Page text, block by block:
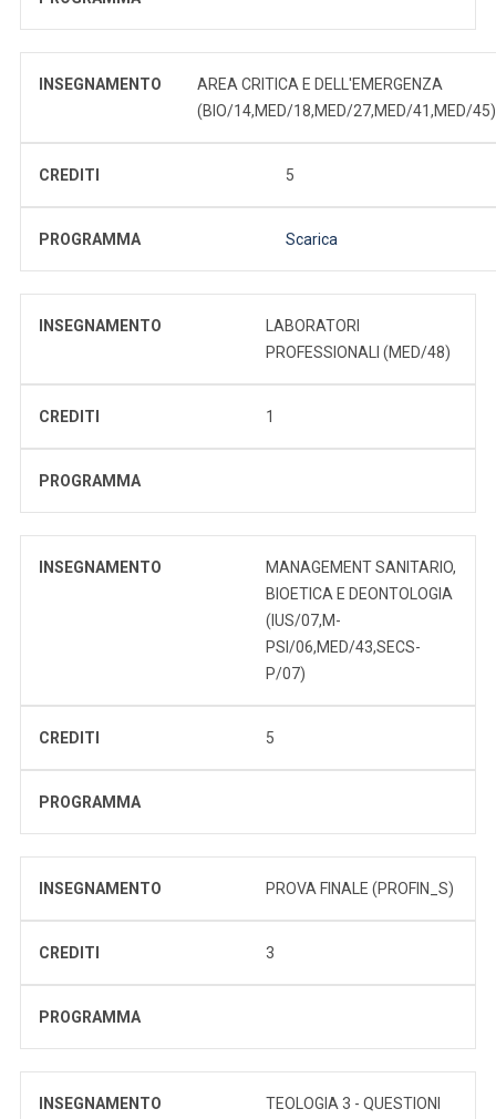
INSEGNAMENTO
AREA CRITICA E DELL'EMERGENZA
(BIO/14,MED/18,MED/27,MED/41,MED/45)
CREDITI 5
PROGRAMMA Scarica
INSEGNAMENTO
LABORATORI
PROFESSIONALI (MED/48)
CREDITI 1
PROGRAMMA
INSEGNAMENTO
MANAGEMENT SANITARIO,
BIOETICA E DEONTOLOGIA
(IUS/07,M-
PSI/06,MED/43,SECS-
P/07)
CREDITI 5
PROGRAMMA
INSEGNAMENTO PROVA FINALE (PROFIN_S)
CREDITI 3
PROGRAMMA
INSEGNAMENTO
TEOLOGIA 3 - QUESTIONI